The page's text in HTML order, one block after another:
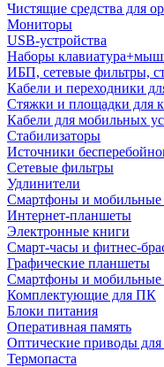
Чистящие средства для
Мониторы
USB-устройства
Наборы
ИБП, сетевые фильтры,
Кабели и переходники
Стяжки и площадки для
Кабели для мобильных
Стабилизаторы
Источники
Сетевые фильтры
Удлинители
Смартфоны и мобильные
Интернет-планшеты
Электронные книги
Смарт-часы и фитнес-
Графические планшеты
Смартфоны и мобильные
Комплектующие для ПК
Блоки питания
Оперативная память
Оптические приводы
Термопаста